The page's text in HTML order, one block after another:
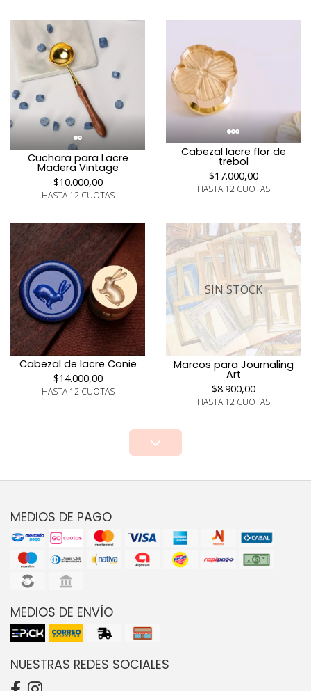
Cuchara para Lacre
Madera Vintage
$10.000,00
HASTA 12 CUOTAS
Cabezal lacre flor de
trebol
$17.000,00
HASTA 12 CUOTAS
Cabezal de lacre Conie
$14.000,00
HASTA 12 CUOTAS
SIN STOCK
Marcos para Journaling
Art
$8.900,00
HASTA 12 CUOTAS
MEDIOS DE PAGO
MEDIOS DE ENVÍO
NUESTRAS REDES SOCIALES